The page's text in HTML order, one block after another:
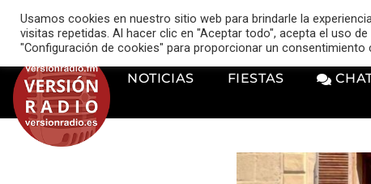
music_note VERSIÓN RADIO
NOTICIAS FIESTAS
Usamos cookies en nuestro sitio web para brindarle la
visitas repetidas. Al hacer clic en "Aceptar todo", acepta el uso
"Configuración de cookies" para proporcionar un consentimiento